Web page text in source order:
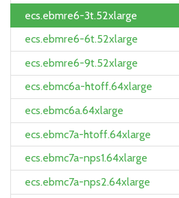
ecs.ebmre6-3t.52xlarge
ecs.ebmre6-6t.52xlarge
ecs.ebmre6-9t.52xlarge
ecs.ebmc6a-htoff.64xlarge
ecs.ebmc6a.64xlarge
ecs.ebmc7a-htoff.64xlarge
ecs.ebmc7a-nps1.64xlarge
ecs.ebmc7a-nps2.64xlarge